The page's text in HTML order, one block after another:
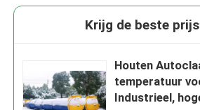
Krijg de beste
Houten
temperatuur
Industrieel,